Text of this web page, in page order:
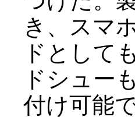
き、スマ
ドとして
ドシュー
付け可能